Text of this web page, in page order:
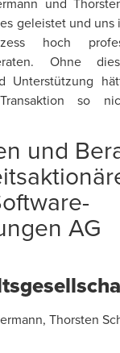
geleistet und uns
hoch
Ohne
Unterstützung
so
und
AG
, Thorsten